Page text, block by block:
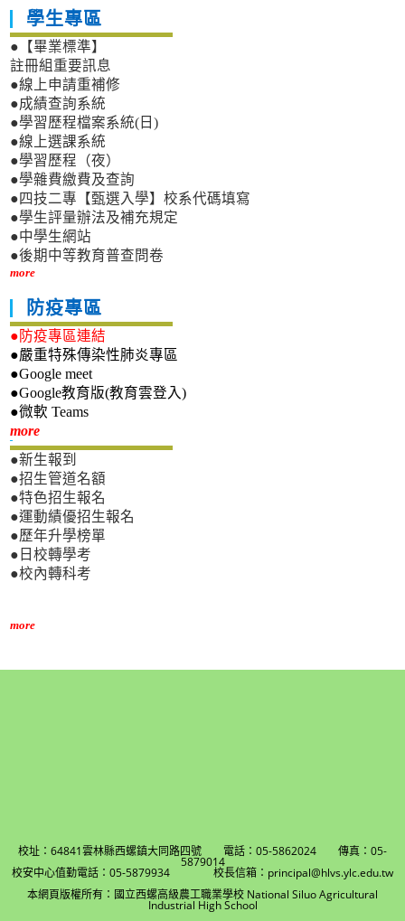
學生專區
●【畢業標準】
註冊組重要訊息
●線上申請重補修
●成績查詢系統
●學習歷程檔案系統(日)
●線上選課系統
●學習歷程（夜）
●學雜費繳費及查詢
●四技二專【甄選入學】校系代碼填寫
●學生評量辦法及補充規定
●中學生網站
●後期中等教育普查問卷
more
防疫專區
●防疫專區連結
●嚴重特殊傳染性肺炎專區
●Google meet
●Google教育版(教育雲登入)
●微軟 Teams
more新生專區
●新生報到
●招生管道名額
●特色招生報名
●運動績優招生報名
●歷年升學榜單
●日校轉學考
●校內轉科考
more
校址：64841雲林縣西螺鎮大同路四號 電話：05-5862024 傳真：05-
5879014
校安中心值勤電話：05-5879934 校長信箱：principal@hlvs.ylc.edu.tw
本網頁版權所有：國立西螺高級農工職業學校 National Siluo Agricultural
Industrial High School